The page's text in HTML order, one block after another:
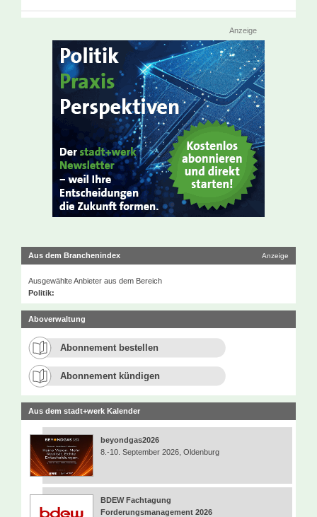
Anzeige
Aus dem Branchenindex Anzeige
Ausgewählte Anbieter aus dem Bereich
Politik:
Aboverwaltung
Abonnement bestellen
Abonnement kündigen
Aus dem stadt+werk Kalender
beyondgas2026
8.-10. September 2026, Oldenburg
BDEW Fachtagung
Forderungsmanagement 2026